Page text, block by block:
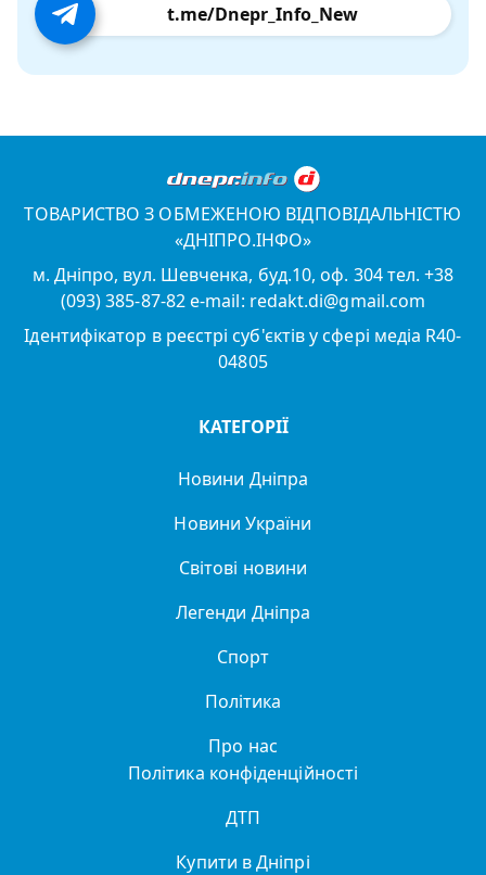
t.me/Dnepr_Info_New
ТОВАРИСТВО З ОБМЕЖЕНОЮ ВІДПОВІДАЛЬНІСТЮ
«ДНІПРО.ІНФО»
м. Дніпро, вул. Шевченка, буд.10, оф. 304 тел. +38
(093) 385-87-82 e-mail: redakt.di@gmail.com
Ідентифікатор в реєстрі суб'єктів у сфері медіа R40-
04805
КАТЕГОРІЇ
Новини Дніпра
Новини України
Світові новини
Легенди Дніпра
Спорт
Політика
Про нас
Політика конфіденційності
ДТП
Купити в Дніпрі